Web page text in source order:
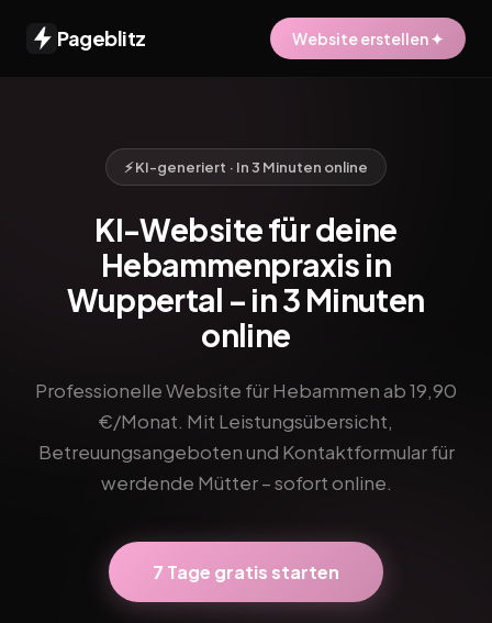
Pageblitz Website erstellen ✦
⚡ KI-generiert · In 3 Minuten online
KI-Website für deine
Hebammenpraxis in
Wuppertal – in 3 Minuten
online
Professionelle Website für Hebammen ab 19,90
€/Monat. Mit Leistungsübersicht,
Betreuungsangeboten und Kontaktformular für
werdende Mütter – sofort online.
7 Tage gratis starten